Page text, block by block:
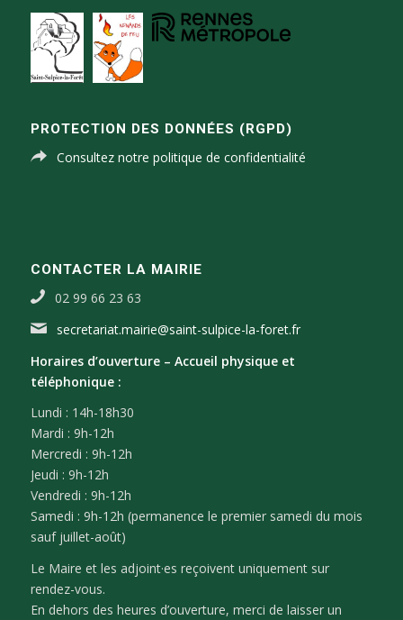
PROTECTION DES DONNÉES (RGPD)
Consultez notre politique de confidentialité
CONTACTER LA MAIRIE
02 99 66 23 63
secretariat.mairie@saint-sulpice-la-foret.fr
Horaires d’ouverture – Accueil physique et
téléphonique :
Lundi : 14h-18h30
Mardi : 9h-12h
Mercredi : 9h-12h
Jeudi : 9h-12h
Vendredi : 9h-12h
Samedi : 9h-12h (permanence le premier samedi du mois
sauf juillet-août)
Le Maire et les adjoint·es reçoivent uniquement sur
rendez-vous.
En dehors des heures d’ouverture, merci de laisser un